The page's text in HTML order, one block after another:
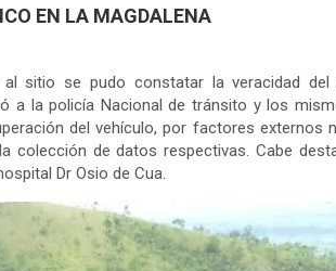
EN LA MAGDALENA
sitio se pudo constatar la veracidad del
a la policía Nacional de tránsito y los
del vehículo, por factores externos
colección de datos respectivas. Cabe
Dr Osio de Cua.